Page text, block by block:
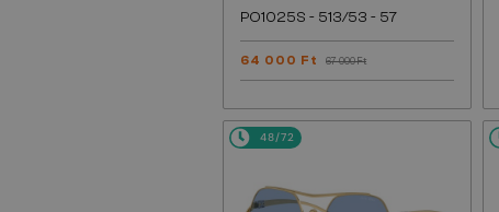
PO1025S - 513/53 - 57
64 000 Ft 67 000 Ft
48/72